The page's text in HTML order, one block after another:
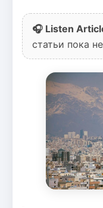
🎧 Listen
статьи пока